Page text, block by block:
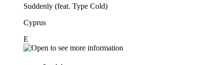
Suddenly (feat. Type Cold)
Cyprus
E